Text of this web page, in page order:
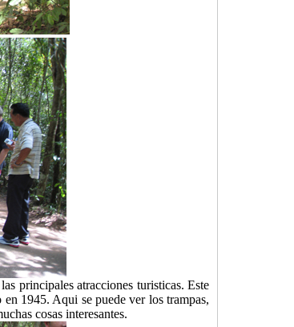
principales atracciones turisticas. Este
1945. Aqui se puede ver los trampas,
cosas interesantes.